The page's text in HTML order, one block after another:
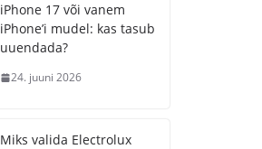
iPhone 17 või vanem
iPhone’i mudel: kas tasub
uuendada?
24. juuni 2026
Miks valida Electrolux